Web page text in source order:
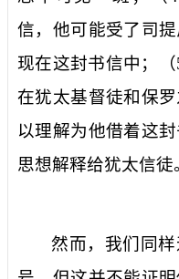
信，他可能受了司
现在这封书信中；（
在犹太基督徒和保
以理解为他借着这
思想解释给犹太信徒
然而，我们同